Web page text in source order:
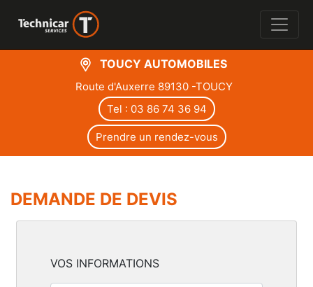
TOUCY AUTOMOBILES
Route d'Auxerre 89130 -TOUCY
Tel : 03 86 74 36 94
Prendre un rendez-vous
DEMANDE DE DEVIS
VOS INFORMATIONS